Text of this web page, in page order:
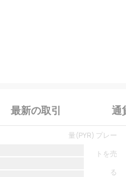
最新の取引 通
プレー
トを売
る
量(PYR)